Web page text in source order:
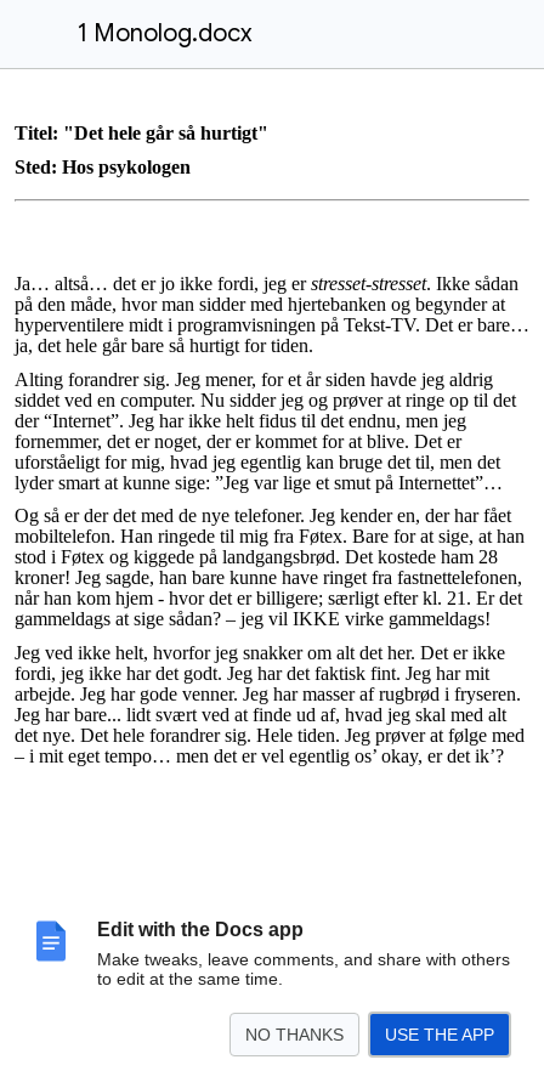
Edit with the Docs app
Make tweaks, leave comments, and share with others
to edit at the same time.
NO THANKS USE THE APP
1 Monolog.docx
Titel: "Det hele går så hurtigt"
Sted: Hos psykologen
Ja… altså… det er jo ikke fordi, jeg erstresset-stresset. Ikke sådan
på den måde, hvor man sidder med hjertebanken og begynder at
hyperventilere midt i programvisningen på Tekst-TV. Det er bare…
ja, det hele går bare så hurtigt for tiden.
Alting forandrer sig. Jeg mener, for et år siden havde jeg aldrig
siddet ved en computer. Nu sidder jeg og prøver at ringe op til det
der “Internet”. Jeg har ikke helt fidus til det endnu, men jeg
fornemmer, det er noget, der er kommet for at blive. Det er
uforståeligt for mig, hvad jeg egentlig kan bruge det til, men det
lyder smart at kunne sige: ”Jeg var lige et smut på Internettet”…
Og så er der det med de nye telefoner. Jeg kender en, der har fået
mobiltelefon. Han ringede til mig fra Føtex. Bare for at sige, at han
stod i Føtex og kiggede på landgangsbrød. Det kostede ham 28
kroner! Jeg sagde, han bare kunne have ringet fra fastnettelefonen,
når han kom hjem - hvor det er billigere; særligt efter kl. 21. Er det
gammeldags at sige sådan? – jeg vil IKKE virke gammeldags!
Jeg ved ikke helt, hvorfor jeg snakker om alt det her. Det er ikke
fordi, jeg ikke har det godt. Jeg har det faktisk fint. Jeg har mit
arbejde. Jeg har gode venner. Jeg har masser af rugbrød i fryseren.
Jeg har bare... lidt svært ved at finde ud af, hvad jeg skal med alt
det nye. Det hele forandrer sig. Hele tiden. Jeg prøver at følge med
– i mit eget tempo… men det er vel egentlig os’ okay, er det ik’?